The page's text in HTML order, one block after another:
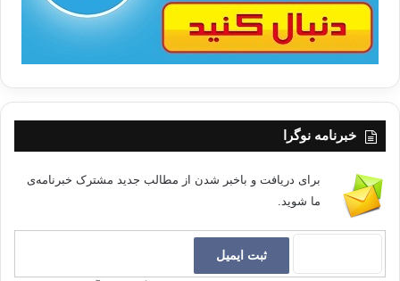
خبرنامه نوگرا
برای دریافت و باخبر شدن از مطالب جدید مشترک خبرنامه‌ی
ما شوید.